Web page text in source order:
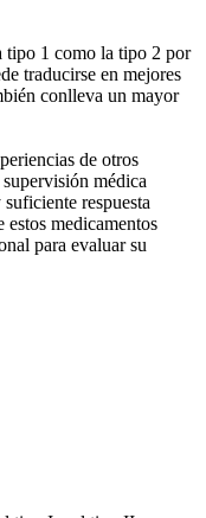
tipo 1 como la tipo 2 por
traducirse en mejores
conlleva un mayor
de otros
médica
respuesta
medicamentos
para evaluar su